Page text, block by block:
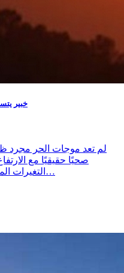
خبير
لم تعد موجات الحر مجرد
صحيًا حقيقيًا مع
التغيرات المناخية. وتشير التقديرات إلى أن مئات…